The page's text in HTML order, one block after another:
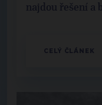
najdou řešení a
CELÝ ČLÁNEK